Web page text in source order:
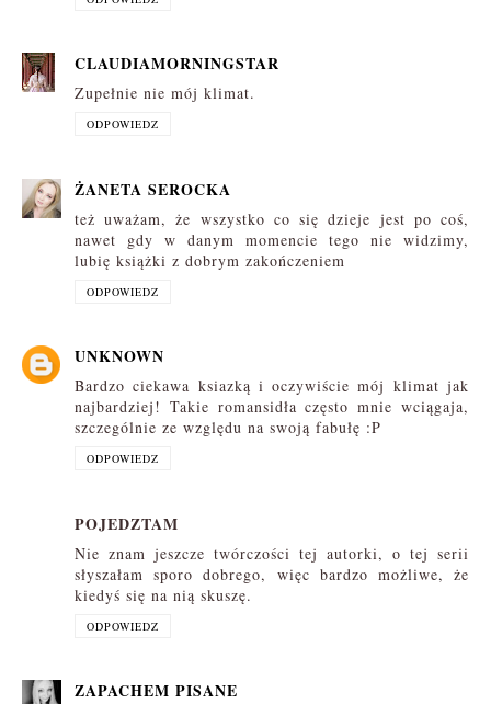
CLAUDIAMORNINGSTAR
Zupełnie nie mój klimat.
ODPOWIEDZ
ŻANETA SEROCKA
też uważam, że wszystko co się dzieje jest po coś,
nawet gdy w danym momencie tego nie widzimy,
lubię książki z dobrym zakończeniem
ODPOWIEDZ
UNKNOWN
Bardzo ciekawa ksiazką i oczywiście mój klimat jak
najbardziej! Takie romansidła często mnie wciągaja,
szczególnie ze względu na swoją fabułę :P
ODPOWIEDZ
POJEDZTAM
Nie znam jeszcze twórczości tej autorki, o tej serii
słyszałam sporo dobrego, więc bardzo możliwe, że
kiedyś się na nią skuszę.
ODPOWIEDZ
ZAPACHEM PISANE